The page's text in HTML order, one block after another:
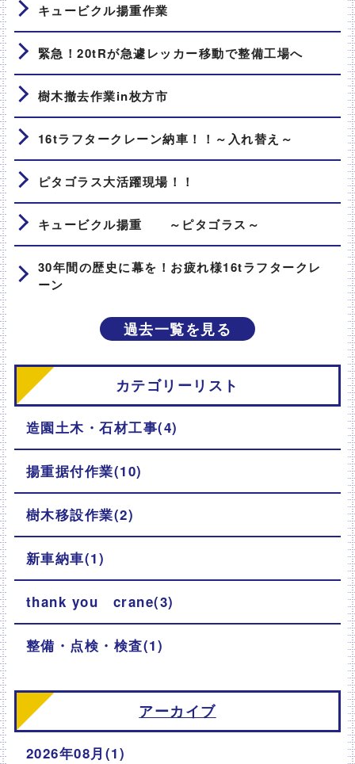
キュービクル揚重作業
緊急！20tRが急遽レッカー移動で整備工場へ
樹木撤去作業in枚方市
16tラフタークレーン納車！！～入れ替え～
ピタゴラス大活躍現場！！
キュービクル揚重 ～ピタゴラス～
30年間の歴史に幕を！お疲れ様16tラフタークレ
ーン
過去一覧を見る
カテゴリーリスト
造園土木・石材工事(4)
揚重据付作業(10)
樹木移設作業(2)
新車納車(1)
thank you crane(3)
整備・点検・検査(1)
アーカイブ
2026年08月(1)